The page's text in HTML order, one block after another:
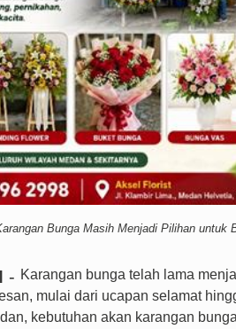
: Kemerdekaan Harus
Bunga Masih Menjadi Pilihan untuk
- Karangan bunga telah lama
mulai dari ucapan selamat
kebutuhan akan karangan